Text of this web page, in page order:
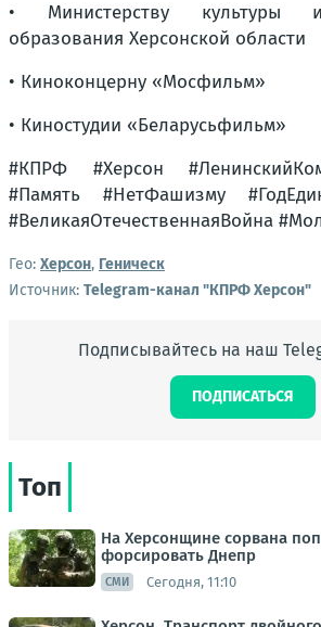
• Министерству культуры
образования Херсонской области
• Киноконцерну «Мосфильм»
• Киностудии «Беларусьфильм»
#КПРФ #Херсон
#Память #НетФашизму
#ВеликаяОтечественнаяВойна
Гео: Херсон, Геническ
Источник: Telegram-канал "КПРФ Херсон"
Подписывайтесь на наш
ПОДПИСАТЬСЯ
Топ
На Херсонщине сорвана
форсировать Днепр
СМИ Сегодня, 11:10